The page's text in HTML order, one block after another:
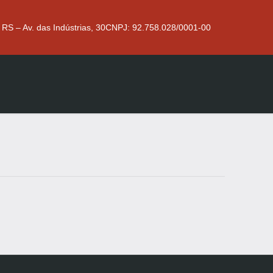
– Av. das Indústrias, 30CNPJ: 92.758.028/0001-00